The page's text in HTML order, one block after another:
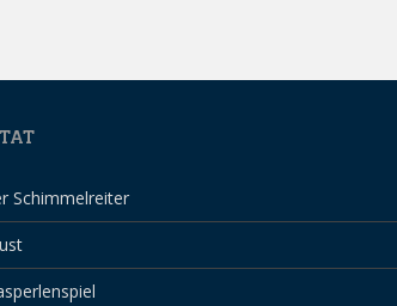
Schimmelreiter